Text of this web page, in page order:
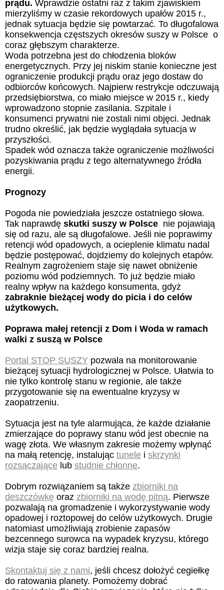
prądu. Wprawdzie ostatni raz z takim zjawiskiem
mierzyliśmy w czasie rekordowych upałów 2015 r.,
jednak sytuacja będzie się powtarzać. To długofalowa
konsekwencja częstszych okresów suszy w Polsce o
coraz głębszym charakterze.
Woda potrzebna jest do chłodzenia bloków
energetycznych. Przy jej niskim stanie konieczne jest
ograniczenie produkcji prądu oraz jego dostaw do
odbiorców końcowych. Najpierw restrykcje odczuwają
przedsiębiorstwa, co miało miejsce w 2015 r., kiedy
wprowadzono stopnie zasilania. Szpitale i
konsumenci prywatni nie zostali nimi objęci. Jednak
trudno określić, jak będzie wyglądała sytuacja w
przyszłości.
Spadek wód oznacza także ograniczenie możliwości
pozyskiwania prądu z tego alternatywnego źródła
energii.
Prognozy
Pogoda nie powiedziała jeszcze ostatniego słowa.
Tak naprawdę skutki suszy w Polsce nie pojawiają
się od razu, ale są długofalowe. Jeśli nie poprawimy
retencji wód opadowych, a ocieplenie klimatu nadal
będzie postępować, dojdziemy do kolejnych etapów.
Realnym zagrożeniem staje się nawet obniżenie
poziomu wód podziemnych. To już będzie miało
realny wpływ na każdego konsumenta, gdyż
zabraknie bieżącej wody do picia i do celów
użytkowych.
Poprawa małej retencji z Dom i Woda w ramach
walki z suszą w Polsce
Portal STOP SUSZY pozwala na monitorowanie
bieżącej sytuacji hydrologicznej w Polsce. Ułatwia to
nie tylko kontrolę stanu w regionie, ale także
przygotowanie się na ewentualne kryzysy w
zaopatrzeniu.
Sytuacja jest na tyle alarmująca, że każde działanie
zmierzające do poprawy stanu wód jest obecnie na
wagę złota. We własnym zakresie możemy wpłynąć
na małą retencję, instalując tunele i skrzynki
rozsączające lub studnie chłonne.
Dobrym rozwiązaniem są także zbiorniki na
deszczówkę oraz zbiorniki na wodę pitną. Pierwsze
pozwalają na gromadzenie i wykorzystywanie wody
opadowej i roztopowej do celów użytkowych. Drugie
natomiast umożliwiają zrobienie zapasów
bezcennego surowca na wypadek kryzysu, którego
wizja staje się coraz bardziej realna.
Skontaktuj się z nami, jeśli chcesz dołożyć cegiełkę
do ratowania planety. Pomożemy dobrać